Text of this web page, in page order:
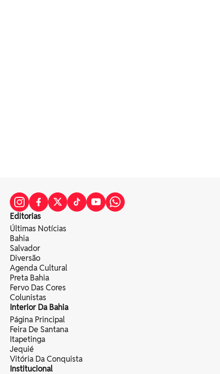
Editorias
Últimas Notícias
Bahia
Salvador
Diversão
Agenda Cultural
Preta Bahia
Fervo Das Cores
Colunistas
Interior Da Bahia
Página Principal
Feira De Santana
Itapetinga
Jequié
Vitória Da Conquista
Institucional